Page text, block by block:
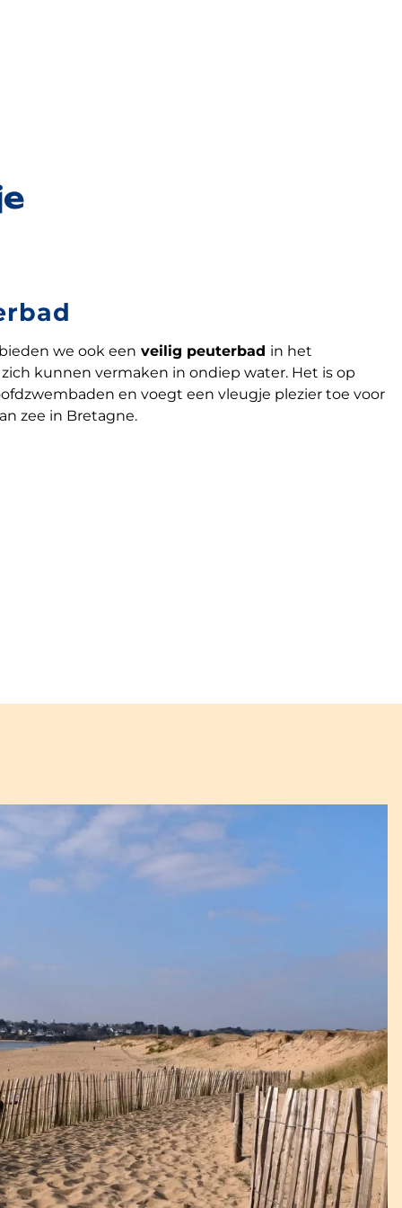
we ook een veilig peuterbad in het
kunnen vermaken in ondiep water. Het is op
en voegt een vleugje plezier toe voor
zee in Bretagne.